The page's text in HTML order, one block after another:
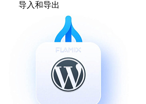
导入和导出